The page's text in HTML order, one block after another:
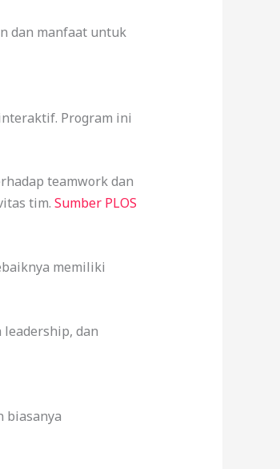
dan manfaat untuk
Program ini
teamwork dan
tim. Sumber PLOS
memiliki
dan
biasanya